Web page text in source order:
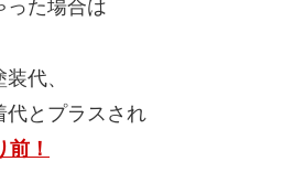
った場合は
代、
代とプラスされ
！